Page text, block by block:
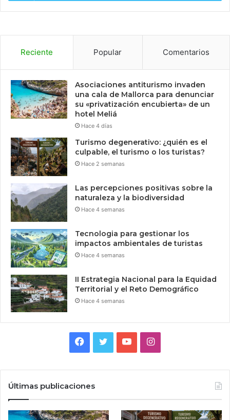
Reciente Popular Comentarios
Asociaciones antiturismo invaden
una cala de Mallorca para denunciar
su «privatización encubierta» de un
hotel Meliá
Hace 4 días
Turismo degenerativo: ¿quién es el
culpable, el turismo o los turistas?
Hace 2 semanas
Las percepciones positivas sobre la
naturaleza y la biodiversidad
Hace 4 semanas
Tecnologia para gestionar los
impactos ambientales de turistas
Hace 4 semanas
II Estrategia Nacional para la Equidad
Territorial y el Reto Demográfico
Hace 4 semanas
Facebook
TwitterYouTubeInstagram
Últimas publicaciones